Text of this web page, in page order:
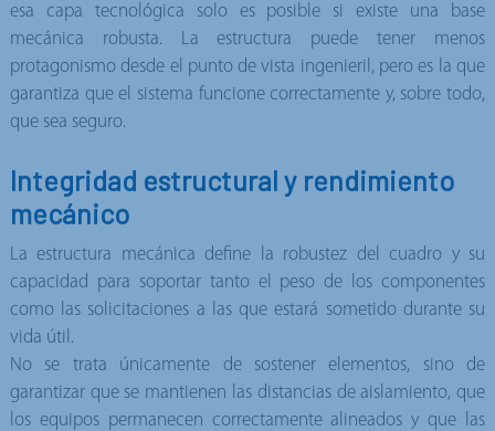
esa capa tecnológica solo es posible si existe una base
mecánica robusta. La estructura puede tener menos
protagonismo desde el punto de vista ingenieril, pero es la que
garantiza que el sistema funcione correctamente y, sobre todo,
que sea seguro.
Integridad estructural y rendimiento
mecánico
La estructura mecánica define la robustez del cuadro y su
capacidad para soportar tanto el peso de los componentes
como las solicitaciones a las que estará sometido durante su
vida útil.
No se trata únicamente de sostener elementos, sino de
garantizar que se mantienen las distancias de aislamiento, que
los equipos permanecen correctamente alineados y que las